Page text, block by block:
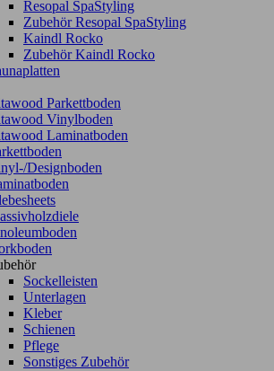
Resopal SpaStyling
Zubehör Resopal SpaStyling
Kaindl Rocko
Zubehör Kaindl Rocko
Parkettboden
Vinylboden
Laminatboden
Designboden
Sockelleisten
Unterlagen
Kleber
Schienen
Pflege
Sonstiges Zubehör